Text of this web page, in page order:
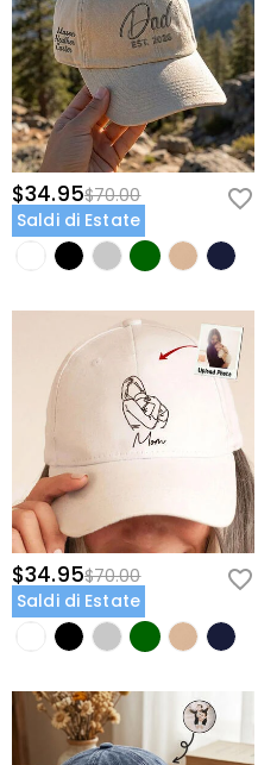
$34.95$70.00
Saldi di Estate
$34.95$70.00
Saldi di Estate